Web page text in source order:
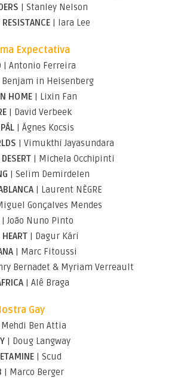
| Stanley Nelson
RESISTANCE | Iara Lee
Expectativa
| Antonio Ferreira
Benjam in Heisenberg
HOME | Lixin Fan
| David Verbeek
| Ágnes Kocsis
| Vimukthi Jayasundara
| Michela Occhipinti
| Selim Demirdelen
| Laurent NÈGRE
Gonçalves Mendes
| João Nuno Pinto
| Dagur Kári
| Marc Fitoussi
Bernadet & Myriam Verreault
| Alê Braga
Gay
Ben Attia
| Doug Langway
| Scud
| Marco Berger